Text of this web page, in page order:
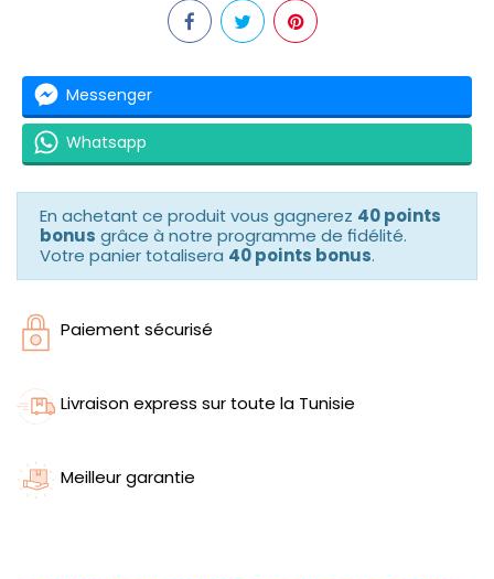
Messenger
Whatsapp
En achetant ce produit vous gagnerez 40 points
bonus grâce à notre programme de fidélité.
Votre panier totalisera 40 points bonus.
Paiement sécurisé
Livraison express sur toute la Tunisie
Meilleur garantie